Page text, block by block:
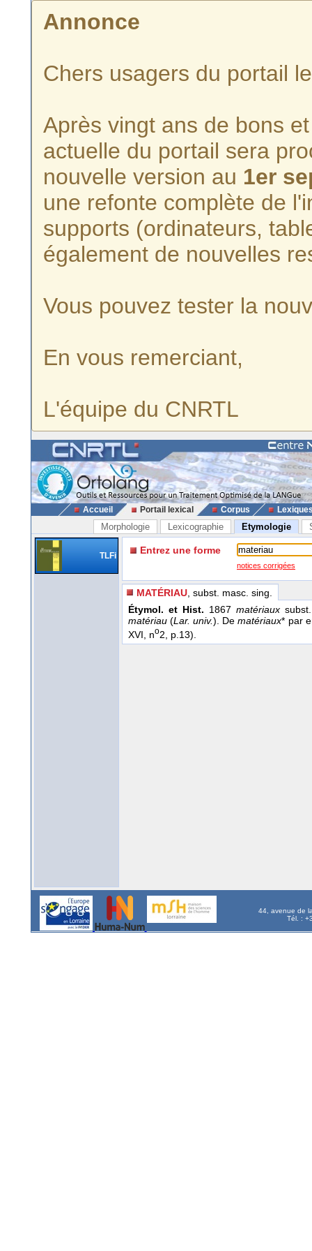
Annonce
Chers usagers du portail
Après vingt ans de bons
actuelle du portail sera
nouvelle version au 1er
une refonte complète de
supports (ordinateurs,
également de nouvelles
Vous pouvez tester la
En vous remerciant,
L'équipe du CNRTL
Accueil Portail lexical Corpus
Morphologie Lexicographie Etymologie
TLFi Entrez une forme
notices corrigées
MATÉRIAU , subst. masc. sing.
Étymol. et Hist. 1867 matériaux
matériau (Lar. univ.). Dematériaux* par
XVI, no2, p.13).
44, avenue de
Tél. :